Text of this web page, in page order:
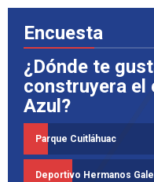
Encuesta
¿Dónde te
construyera el
Azul?
Parque Cuitláhuac
Deportivo Hermanos